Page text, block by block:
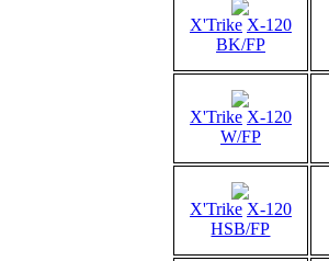
X'Trike X-120
BK/FP
X'Trike X-120
W/FP
X'Trike X-120
HSB/FP